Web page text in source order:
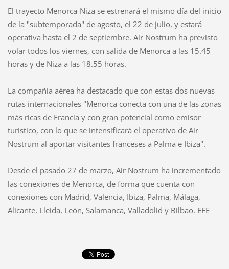
El trayecto Menorca-Niza se estrenará el mismo día del inicio
de la "subtemporada" de agosto, el 22 de julio, y estará
operativa hasta el 2 de septiembre. Air Nostrum ha previsto
volar todos los viernes, con salida de Menorca a las 15.45
horas y de Niza a las 18.55 horas.
La compañía aérea ha destacado que con estas dos nuevas
rutas internacionales "Menorca conecta con una de las zonas
más ricas de Francia y con gran potencial como emisor
turístico, con lo que se intensificará el operativo de Air
Nostrum al aportar visitantes franceses a Palma e Ibiza".
Desde el pasado 27 de marzo, Air Nostrum ha incrementado
las conexiones de Menorca, de forma que cuenta con
conexiones con Madrid, Valencia, Ibiza, Palma, Málaga,
Alicante, Lleida, León, Salamanca, Valladolid y Bilbao. EFE